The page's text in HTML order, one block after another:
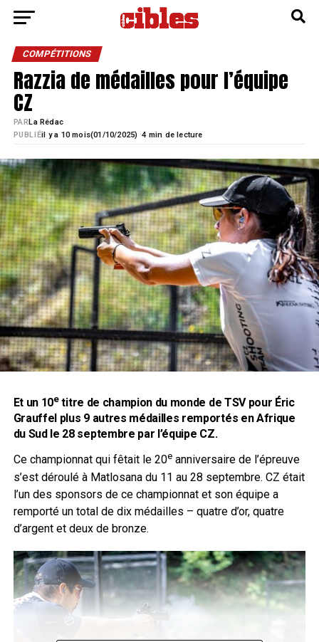
COMPÉTITIONS
Razzia de médailles pour l’équipe
CZ
PUBLIÉil y a 10 mois 01/10/2025) ·4 min de lecture
PARLa Rédac
Et un 10etitre de champion du monde de TSV pour Éric
Grauffel plus 9 autres médailles remportés en Afrique
du Sud le 28 septembre par l’équipe CZ.
Ce championnat qui fêtait le 20eanniversaire de l’épreuve
s’est déroulé à Matlosana du 11 au 28 septembre. CZ était
l’un des sponsors de ce championnat et son équipe a
remporté un total de dix médailles – quatre d’or, quatre
d’argent et deux de bronze.